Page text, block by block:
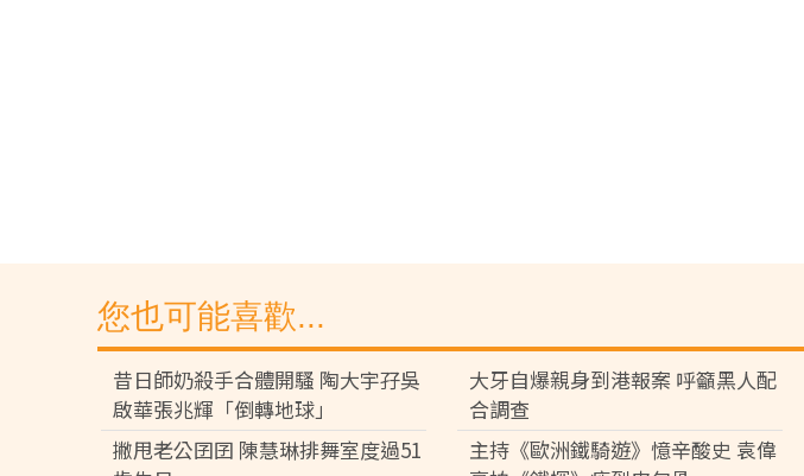
您也可能喜歡...
昔日師奶殺手合體開騷 陶大宇孖吳
啟華張兆輝「倒轉地球」
大牙自爆親身到港報案 呼籲黑人配
合調查
撇甩老公囝囝 陳慧琳排舞室度過51
主持《歐洲鐵騎遊》憶辛酸史 袁偉